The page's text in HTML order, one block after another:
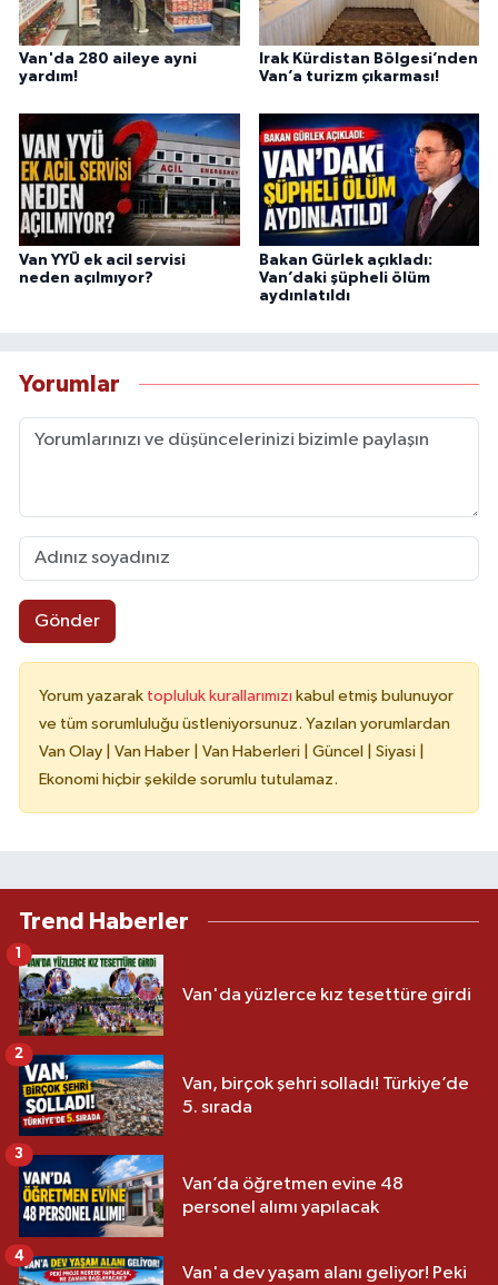
Van'da 280 aileye ayni
yardım!
Irak Kürdistan Bölgesi’nden
Van’a turizm çıkarması!
Van YYÜ ek acil servisi
neden açılmıyor?
Bakan Gürlek açıkladı:
Van’daki şüpheli ölüm
aydınlatıldı
Yorumlar
Gönder
Yorum yazarak topluluk kurallarımızı kabul etmiş bulunuyor
ve tüm sorumluluğu üstleniyorsunuz. Yazılan yorumlardan
Van Olay | Van Haber | Van Haberleri | Güncel | Siyasi |
Ekonomi hiçbir şekilde sorumlu tutulamaz.
Trend Haberler
Van'da yüzlerce kız tesettüre girdi
Van, birçok şehri solladı! Türkiye’de
5. sırada
2
Van’da öğretmen evine 48
personel alımı yapılacak
3
Van'a dev yaşam alanı geliyor! Peki
4